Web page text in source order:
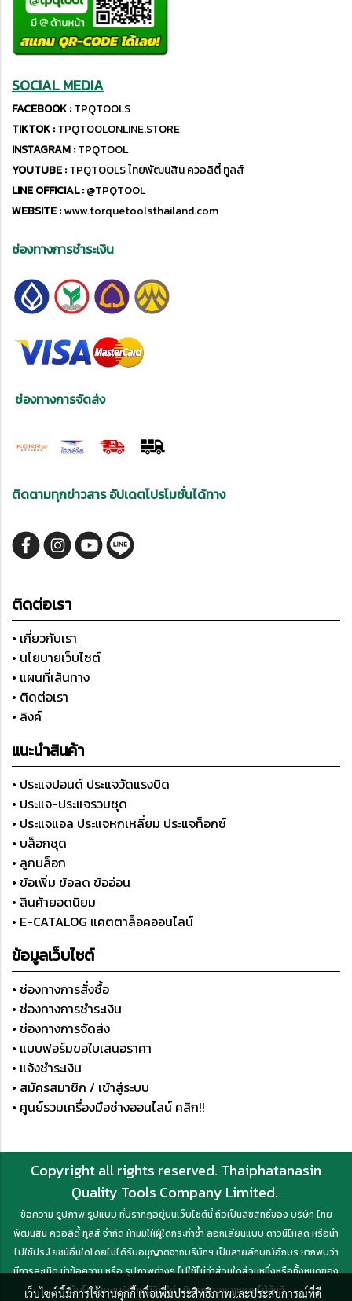
SOCIAL MEDIA
FACEBOOK :TPQTOOLS
TIKTOK :TPQTOOLONLINE.STORE
INSTAGRAM :TPQTOOL
YOUTUBE :TPQTOOLS ไทยพัฒนสิน ควอลิตี้ ทูลส์
LINE OFFICIAL :@TPQTOOL
WEBSITE :www.torquetoolsthailand.com
ช่องทางการชำระเงิน
ช่องทางการจัดส่ง
ติดตามทุกข่าวสาร อัปเดตโปรโมชั่นได้ทาง
ติดต่อเรา
• เกี่ยวกับเรา
• นโยบายเว็บไซต์
• แผนที่เส้นทาง
• ติดต่อเรา
• ลิงค์
แนะนำสินค้า
• ประแจปอนด์ ประแจวัดแรงบิด
• ประแจ-ประแจรวมชุด
• ประแจแอล ประแจหกเหลี่ยม ประแจท็อกซ์
• บล็อกชุด
• ลูกบล็อก
• ข้อเพิ่ม ข้อลด ข้ออ่อน
• สินค้ายอดนิยม
• E-CATALOG แคตตาล็อคออนไลน์
ข้อมูลเว็บไซต์
• ช่องทางการสั่งซื้อ
• ช่องทางการชำระเงิน
• ช่องทางการจัดส่ง
• แบบฟอร์มขอใบเสนอราคา
• แจ้งชำระเงิน
• สมัครสมาชิก / เข้าสู่ระบบ
• ศูนย์รวมเครื่องมือช่างออนไลน์ คลิก!!
Copyright all rights reserved. Thaiphatanasin
Quality Tools Company Limited.
ข้อความ รูปภาพ รูปแบบ ที่ปรากฏอยู่บนเว็บไซต์นี้ ถือเป็นลิขสิทธิ์ของ บริษัท ไทย
พัฒนสิน ควอลิตี้ ทูลส์ จำกัด ห้ามมิให้ผู้ใดกระทำซ้ำ ลอกเลียนแบบ ดาวน์โหลด หรือนำ
ไปใช้ประโยชน์อื่นใดโดยไม่ได้รับอนุญาตจากบริษัทฯ เป็นลายลักษณ์อักษร หากพบว่า
มีการละเมิด นำข้อความ หรือ รูปภาพต่างๆ ไปใช้ไม่ว่าส่วนใดส่วนหนึ่งหรือทั้งหมดของ
เว็บไซต์ ทางบริษัทฯ มีสิทธิ์ดำเนินการตามกฎหมายได้ทันที
เว็บไซต์นี้มีการใช้งานคุกกี้ เพื่อเพิ่มประสิทธิภาพและประสบการณ์ที่ดี